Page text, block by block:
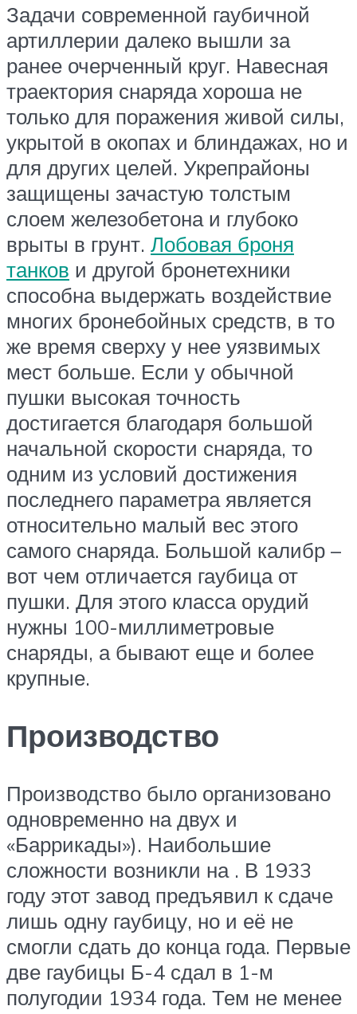
Задачи современной гаубичной
артиллерии далеко вышли за
ранее очерченный круг. Навесная
траектория снаряда хороша не
только для поражения живой силы,
укрытой в окопах и блиндажах, но и
для других целей. Укрепрайоны
защищены зачастую толстым
слоем железобетона и глубоко
врыты в грунт. Лобовая броня
танков и другой бронетехники
способна выдержать воздействие
многих бронебойных средств, в то
же время сверху у нее уязвимых
мест больше. Если у обычной
пушки высокая точность
достигается благодаря большой
начальной скорости снаряда, то
одним из условий достижения
последнего параметра является
относительно малый вес этого
самого снаряда. Большой калибр –
вот чем отличается гаубица от
пушки. Для этого класса орудий
нужны 100-миллиметровые
снаряды, а бывают еще и более
крупные.
Производство
Производство было организовано
одновременно на двух и
«Баррикады»). Наибольшие
сложности возникли на . В 1933
году этот завод предъявил к сдаче
лишь одну гаубицу, но и её не
смогли сдать до конца года. Первые
две гаубицы Б-4 сдал в 1-м
полугодии 1934 года. Тем не менее